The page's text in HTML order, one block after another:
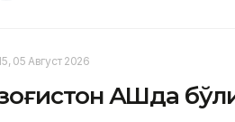
05 Август 2026
АҚШда